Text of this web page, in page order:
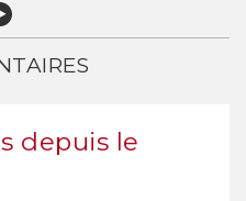
depuis le